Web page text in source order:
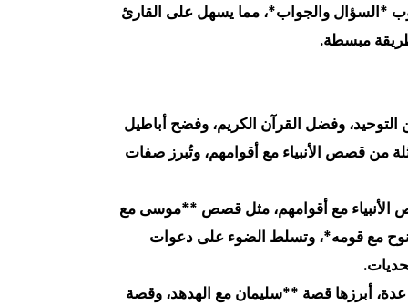
*السؤال والجواب*، مما يسهل على القارئ
مبسطة.
وفضل القرآن الكريم، وفضح أباطيل
من قصص الأنبياء مع أقوامهم، وتُبرز صفات
الأنبياء مع أقوامهم، مثل قصص **موسى مع
مع قومه*، وتسلط الضوء على دعوات
أبرزها قصة **سليمان مع الهدهد، وقصة